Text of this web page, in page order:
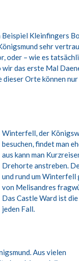
Beispiel Kleinfingers
sehr
oder – wie es
wir das erste Mal
Orte können nur
Winterfell, der
besuchen, findet man
aus kann man
Drehorte anstreben.
und rund um Winterfell
von Melisandres
Das Castle Ward ist
jeden Fall.
Aus vielen